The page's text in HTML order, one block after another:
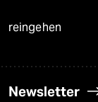
reingehen
Newsletter